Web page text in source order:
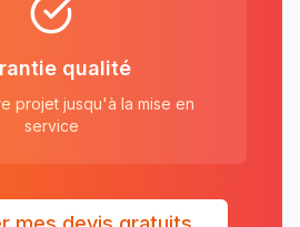
qualité
projet jusqu'à la mise en
service